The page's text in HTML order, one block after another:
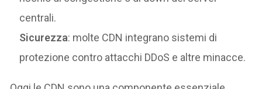
centrali.
Sicurezza: molte CDN integrano sistemi di
protezione contro attacchi DDoS e altre minacce.